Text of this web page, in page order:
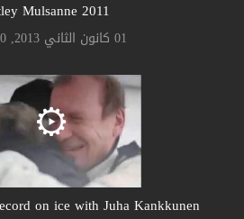
Mulsanne 2011
01 كانون الثاني 2013, 12:00 ص
on ice with Juha Kankkunen